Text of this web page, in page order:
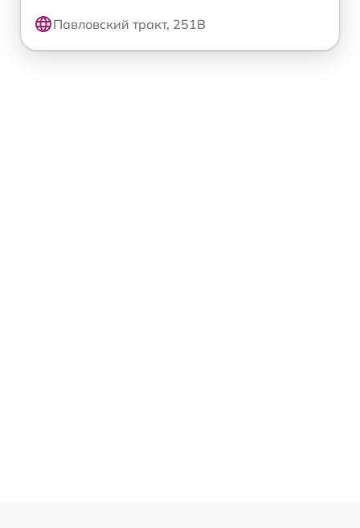
Павловский тракт, 251В